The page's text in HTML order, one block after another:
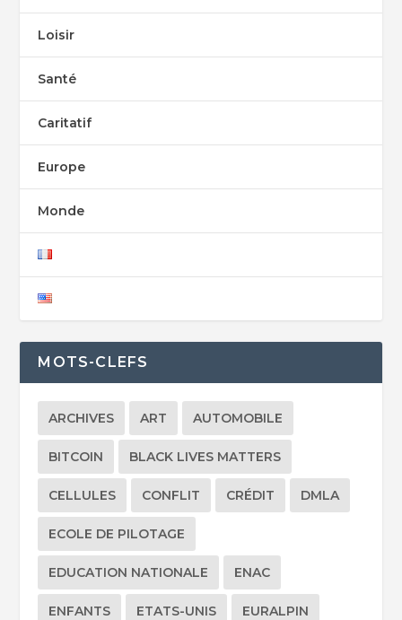
Loisir
Santé
Caritatif
Europe
Monde
MOTS-CLEFS
ARCHIVES ART AUTOMOBILE
BITCOIN BLACK LIVES MATTERS
CELLULES CONFLIT CRÉDIT DMLA
ECOLE DE PILOTAGE
EDUCATION NATIONALE ENAC
ENFANTS ETATS-UNIS EURALPIN